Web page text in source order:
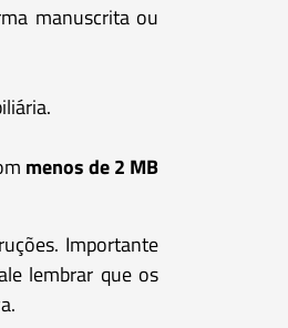
manuscrita ou
menos de 2 MB
Importante
lembrar que os